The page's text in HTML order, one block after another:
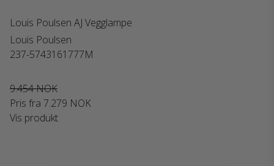
Louis Poulsen AJ Vegglampe
Louis Poulsen
237-5743161777M
9.454 NOK
Pris fra 7.279 NOK
Vis produkt